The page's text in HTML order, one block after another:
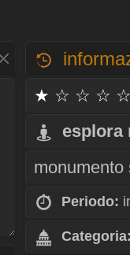
★ ☆ ☆ ☆ ☆
esplora
monumento
Periodo:
Categoria: